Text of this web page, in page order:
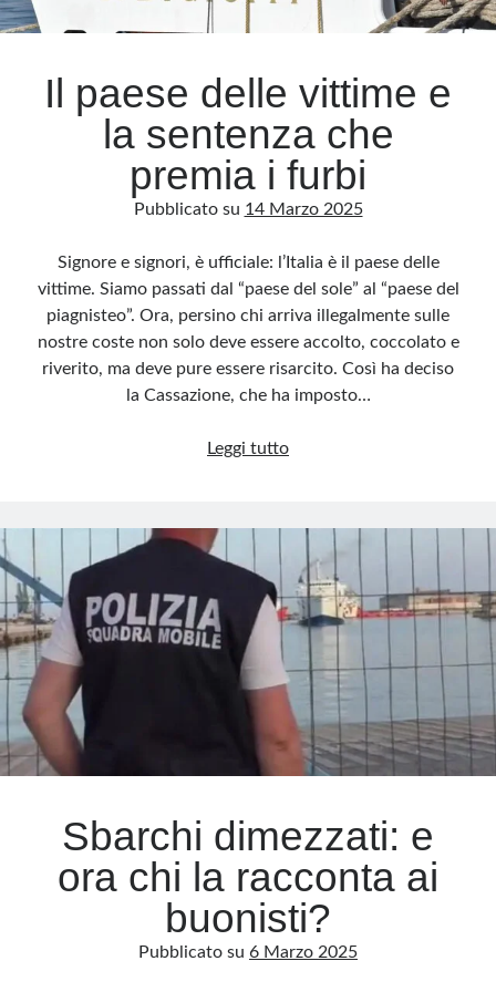
Archivio
Categorie
Questo blog non rappresenta una testata giornalistica, in quanto viene aggiornato
sensi della legge n· 62 del 7.03.2001. L’autore non è responsabile di quanto
pubblicato dai lettori nei commenti ai vari post. Saranno comunque cancellati quelli
ritenuti offensivi o lesivi dell’immagine o dell’onorabilità di terzi, di genere spam,
razzisti o che contengano dati personali non conformi al rispetto delle norme sulla
privacy. Alcune immagini inserite in questo blog sono tratte da Internet e, pertanto,
immediatamente rimosse. L’autore del blog non è responsabile dei siti collegati
Accedi
Feed dei contenuti
Feed dei commenti
WordPress.org
Il paese delle vittime e
la sentenza che
premia i furbi
Pubblicato su 14 Marzo 2025
Signore e signori, è ufficiale: l’Italia è il paese delle
vittime. Siamo passati dal “paese del sole” al “paese del
piagnisteo”. Ora, persino chi arriva illegalmente sulle
nostre coste non solo deve essere accolto, coccolato e
riverito, ma deve pure essere risarcito. Così ha deciso
la Cassazione, che ha imposto…
Leggi tuttoIl
vittime
la
sentenza
che
i
furbi
Sbarchi dimezzati: e
ora chi la racconta ai
buonisti?
Pubblicato su 6 Marzo 2025